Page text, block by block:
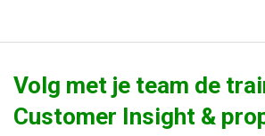
Volg met je team de
Customer Insight &